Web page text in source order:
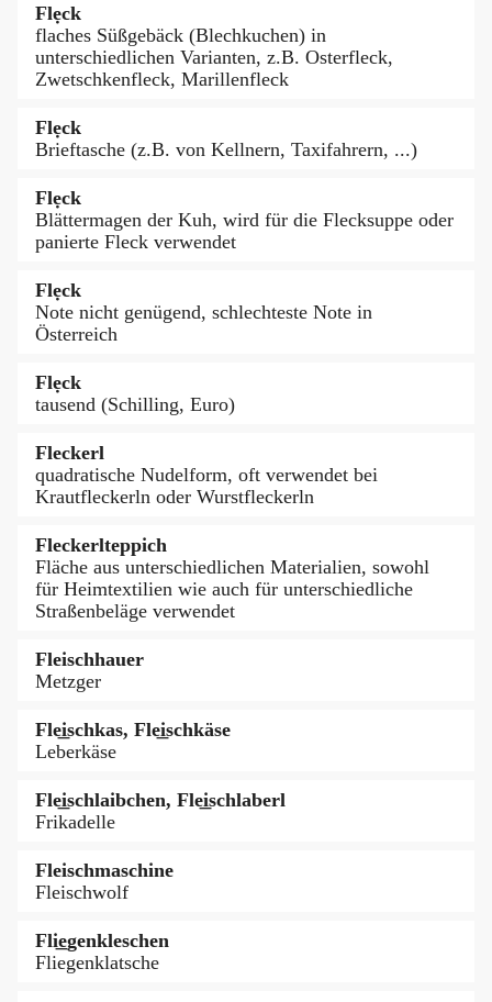
Flẹck
flaches Süßgebäck (Blechkuchen) in
unterschiedlichen Varianten, z.B. Osterfleck,
Zwetschkenfleck, Marillenfleck
Flẹck
Brieftasche (z.B. von Kellnern, Taxifahrern, ...)
Flẹck
Blättermagen der Kuh, wird für die Flecksuppe oder
panierte Fleck verwendet
Flẹck
Note nicht genügend, schlechteste Note in
Österreich
Flẹck
tausend (Schilling, Euro)
Fleckerl
quadratische Nudelform, oft verwendet bei
Krautfleckerln oder Wurstfleckerln
Fleckerlteppich
Fläche aus unterschiedlichen Materialien, sowohl
für Heimtextilien wie auch für unterschiedliche
Straßenbeläge verwendet
Fleischhauer
Metzger
Fle͟ischkas, Fle͟ischkäse
Leberkäse
Fle͟ischlaibchen, Fle͟ischlaberl
Frikadelle
Fleischmaschine
Fleischwolf
Fli͟egenkleschen
Fliegenklatsche